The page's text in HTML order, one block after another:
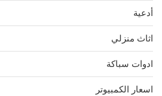
أدعية
اثاث منزلي
ادوات سباكة
اسعار الكمبيوتر